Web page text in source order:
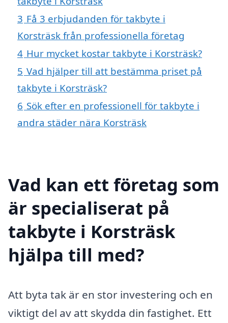
3 Få 3 erbjudanden för takbyte i
Korsträsk från professionella företag
4 Hur mycket kostar takbyte i Korsträsk?
5 Vad hjälper till att bestämma priset på
takbyte i Korsträsk?
6 Sök efter en professionell för takbyte i
andra städer nära Korsträsk
Vad kan ett företag som
är specialiserat på
takbyte i Korsträsk
hjälpa till med?
Att byta tak är en stor investering och en
viktigt del av att skydda din fastighet. Ett